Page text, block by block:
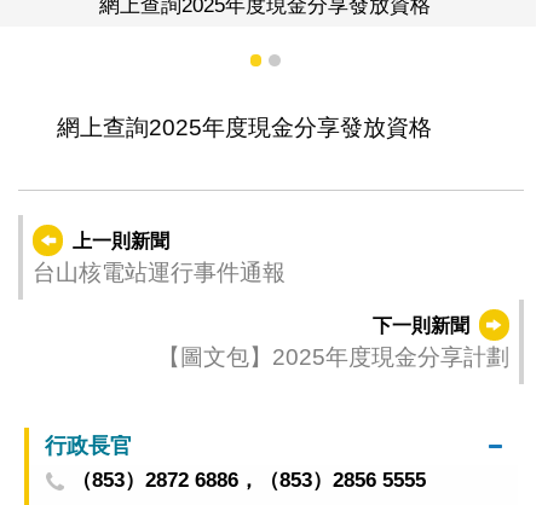
網上查詢2025年度現金分享發放資格
1 2
網上查詢2025年度現金分享發放資格
上一則新聞
台山核電站運行事件通報
下一則新聞
【圖文包】2025年度現金分享計劃
行政長官
（853）2872 6886，（853）2856 5555